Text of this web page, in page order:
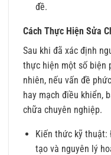
đề.
Cách Thực Hiện Sửa
Sau khi đã xác định
thực hiện một số biện
nhiên, nếu vấn đề
hay mạch điều khiển,
chữa chuyên nghiệp.
Kiến thức kỹ thuật:
tạo và nguyên lý